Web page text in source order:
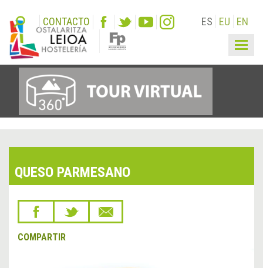
CONTACTO ES EU EN
QUESO PARMESANO
COMPARTIR